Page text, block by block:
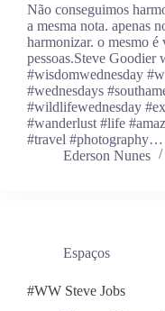
Não conseguimos
a mesma nota. apenas
harmonizar. o mesmo é
pessoas.Steve Goodier
#wisdomwednesday
#wednesdays
#wildlifewednesday
#wanderlust #life
#travel #photography…
Ederson Nunes
Espaços
#WW Steve Jobs